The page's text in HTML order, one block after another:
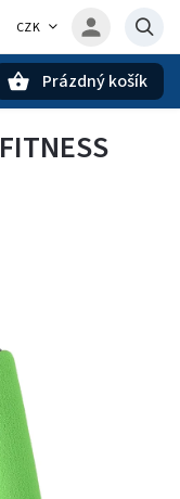
CZK
Prázdný košík